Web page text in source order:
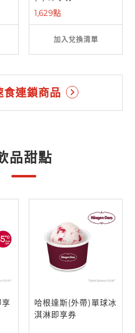
1,629點
加入兌換清單
食連鎖商品
品甜點
哈根達斯(外帶)單球冰
淇淋即享券